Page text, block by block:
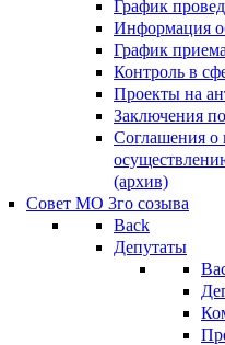
График
Информация
График
Контроль в
Проекты на
Заключения
Соглашения
(архив)
Совет МО 3го созыва
Back
Депутаты